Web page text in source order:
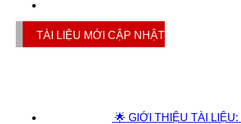
TÀI LIỆU MỚI CẬP NHẬT
🌟 GIỚI THIỆU TÀI